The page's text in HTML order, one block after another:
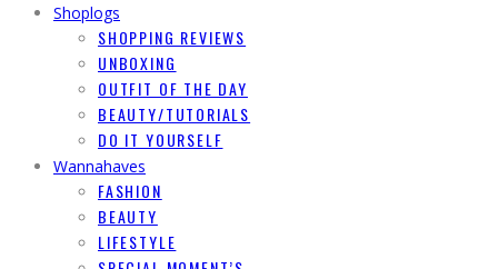
Shoplogs
SHOPPING REVIEWS
UNBOXING
OUTFIT OF THE DAY
BEAUTY/TUTORIALS
DO IT YOURSELF
Wannahaves
FASHION
BEAUTY
LIFESTYLE